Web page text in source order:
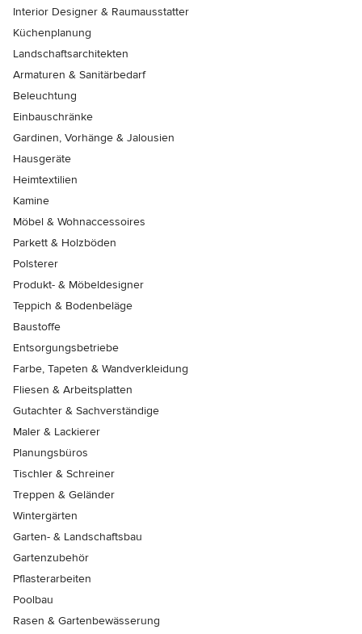
Interior Designer & Raumausstatter
Küchenplanung
Landschaftsarchitekten
Armaturen & Sanitärbedarf
Beleuchtung
Einbauschränke
Gardinen, Vorhänge & Jalousien
Hausgeräte
Heimtextilien
Kamine
Möbel & Wohnaccessoires
Parkett & Holzböden
Polsterer
Produkt- & Möbeldesigner
Teppich & Bodenbeläge
Baustoffe
Entsorgungsbetriebe
Farbe, Tapeten & Wandverkleidung
Fliesen & Arbeitsplatten
Gutachter & Sachverständige
Maler & Lackierer
Planungsbüros
Tischler & Schreiner
Treppen & Geländer
Wintergärten
Garten- & Landschaftsbau
Gartenzubehör
Pflasterarbeiten
Poolbau
Rasen & Gartenbewässerung